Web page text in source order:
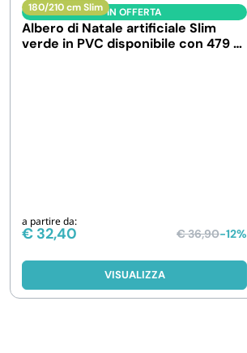
IN OFFERTA
180/210 cm Slim
Albero di Natale artificiale Slim
verde in PVC disponibile con 479 o
a partire da:
€ 32,40 €36,90-12%
VISUALIZZA